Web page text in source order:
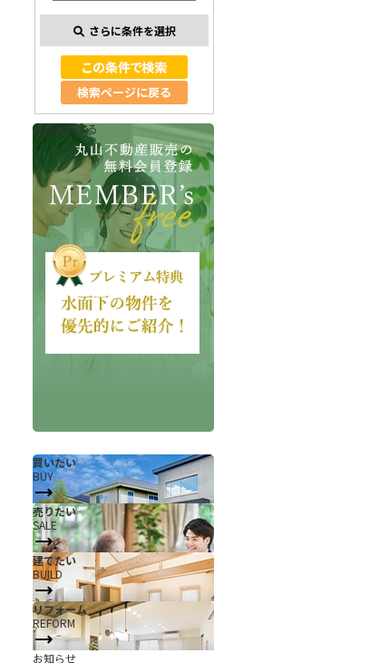
当社について 会社概要
香芝支店紹介ページ
採用情報
お知らせ
コラム
スタッフ紹介
さらに条件を選択
検索ページに戻る
会員登録する
買いたい
BUY
売りたい
SALE
建てたい
BUILD
リフォーム
REFORM
お知らせ